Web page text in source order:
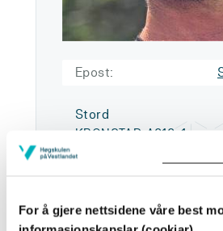
For å gjere nettsidene våre best
Epost:
Stord
KRONSTAD A818-1
Last ned kontaktkort